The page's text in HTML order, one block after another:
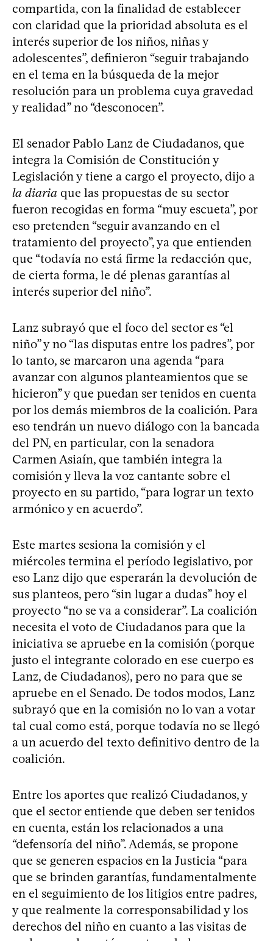
compartida, con la finalidad de establecer
con claridad que la prioridad absoluta es el
interés superior de los niños, niñas y
adolescentes”, definieron “seguir trabajando
en el tema en la búsqueda de la mejor
resolución para un problema cuya gravedad
y realidad” no “desconocen”.
El senador Pablo Lanz de Ciudadanos, que
integra la Comisión de Constitución y
Legislación y tiene a cargo el proyecto, dijo a
la diaria que las propuestas de su sector
fueron recogidas en forma “muy escueta”, por
eso pretenden “seguir avanzando en el
tratamiento del proyecto”, ya que entienden
que “todavía no está firme la redacción que,
de cierta forma, le dé plenas garantías al
interés superior del niño”.
Lanz subrayó que el foco del sector es “el
niño” y no “las disputas entre los padres”, por
lo tanto, se marcaron una agenda “para
avanzar con algunos planteamientos que se
hicieron” y que puedan ser tenidos en cuenta
por los demás miembros de la coalición. Para
eso tendrán un nuevo diálogo con la bancada
del PN, en particular, con la senadora
Carmen Asiaín, que también integra la
comisión y lleva la voz cantante sobre el
proyecto en su partido, “para lograr un texto
armónico y en acuerdo”.
Este martes sesiona la comisión y el
miércoles termina el período legislativo, por
eso Lanz dijo que esperarán la devolución de
sus planteos, pero “sin lugar a dudas” hoy el
proyecto “no se va a considerar”. La coalición
necesita el voto de Ciudadanos para que la
iniciativa se apruebe en la comisión (porque
justo el integrante colorado en ese cuerpo es
Lanz, de Ciudadanos), pero no para que se
apruebe en el Senado. De todos modos, Lanz
subrayó que en la comisión no lo van a votar
tal cual como está, porque todavía no se llegó
a un acuerdo del texto definitivo dentro de la
coalición.
Entre los aportes que realizó Ciudadanos, y
que el sector entiende que deben ser tenidos
en cuenta, están los relacionados a una
“defensoría del niño”. Además, se propone
que se generen espacios en la Justicia “para
que se brinden garantías, fundamentalmente
en el seguimiento de los litigios entre padres,
y que realmente la corresponsabilidad y los
derechos del niño en cuanto a las visitas de